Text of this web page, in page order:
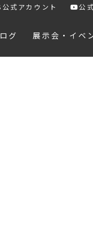
式アカウント 公
グ 展示会・イベ